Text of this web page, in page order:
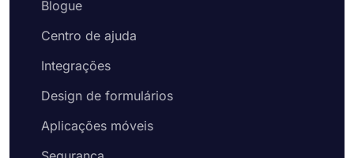
Blogue
Centro de ajuda
Integrações
Design de formulários
Aplicações móveis